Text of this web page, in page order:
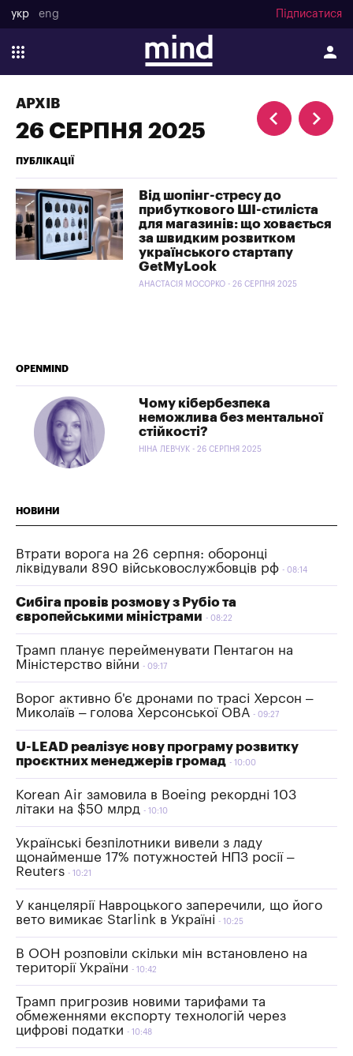
укр eng Підписатися
АРХІВ
26 СЕРПНЯ 2025
ПУБЛІКАЦІЇ
Від шопінг-стресу до
прибуткового ШІ-стиліста
для магазинів: що ховається
за швидким розвитком
українського стартапу
GetMyLook
АНАСТАСІЯ МОСОРКО - 26 СЕРПНЯ 2025
OPENMIND
Чому кібербезпека
неможлива без ментальної
стійкості?
НІНА ЛЕВЧУК - 26 СЕРПНЯ 2025
НОВИНИ
Втрати ворога на 26 серпня: оборонці
ліквідували 890 військовослужбовців рф
08:14
Сибіга провів розмову з Рубіо та
європейськими міністрами
08:22
Трамп планує перейменувати Пентагон на
Міністерство війни
09:17
Ворог активно б'є дронами по трасі Херсон –
Миколаїв – голова Херсонської ОВА
09:27
U-LEAD реалізує нову програму розвитку
проєктних менеджерів громад
10:00
Korean Air замовила в Boeing рекордні 103
літаки на $50 млрд
10:10
Українські безпілотники вивели з ладу
щонайменше 17% потужностей НПЗ росії –
Reuters
10:21
У канцелярії Навроцького заперечили, що його
вето вимикає Starlink в Україні
10:25
В ООН розповіли скільки мін встановлено на
території України
10:42
Трамп пригрозив новими тарифами та
обмеженнями експорту технологій через
цифрові податки
10:48